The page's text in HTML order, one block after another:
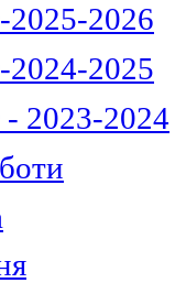
2025-2026
2024-2025
2023-2024